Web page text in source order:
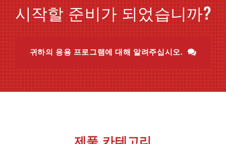
시작할 준비가 되었습니까?
귀하의 응용 프로그램에 대해 알려주십시오.